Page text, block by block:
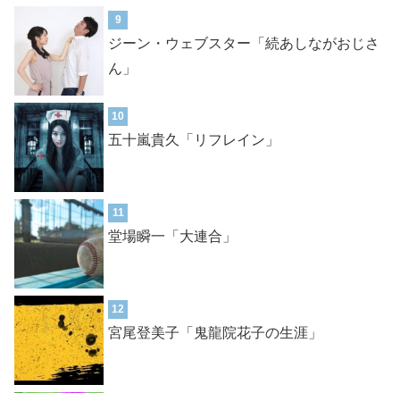
9
ジーン・ウェブスター「続あしながおじさ
ん」
10
五十嵐貴久「リフレイン」
11
堂場瞬一「大連合」
12
宮尾登美子「鬼龍院花子の生涯」